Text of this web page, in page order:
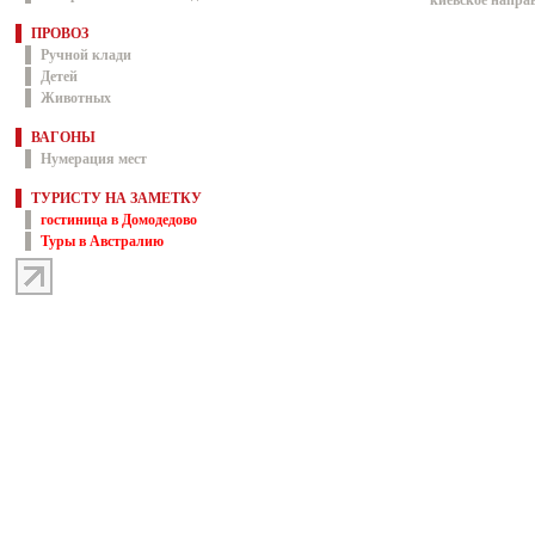
ПРОВОЗ
Ручной клади
Детей
Животных
ВАГОНЫ
Нумерация мест
ТУРИСТУ НА ЗАМЕТКУ
гостиница в Домодедово
Туры в Австралию